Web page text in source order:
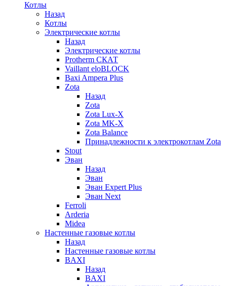
Котлы
Назад
Котлы
Электрические котлы
Назад
Электрические котлы
Protherm СКАТ
Vaillant eloBLOCK
Baxi Ampera Plus
Zota
Назад
Zota
Zota Lux-X
Zota MK-X
Zota Balance
Принадлежности к электрокотлам Zota
Stout
Эван
Назад
Эван
Эван Expert Plus
Эван Next
Ferroli
Arderia
Midea
Настенные газовые котлы
Назад
Настенные газовые котлы
BAXI
Назад
BAXI